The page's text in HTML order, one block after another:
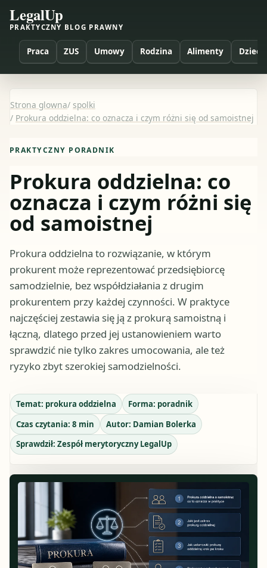
LegalUp
PRAKTYCZNY BLOG PRAWNY
Praca ZUS Umowy Rodzina Alimenty Dzieci
Strona glowna/ spolki
/ Prokura oddzielna: co oznacza i czym różni się od samoistnej
PRAKTYCZNY PORADNIK
Prokura oddzielna: co
oznacza i czym różni się
od samoistnej
Prokura oddzielna to rozwiązanie, w którym
prokurent może reprezentować przedsiębiorcę
samodzielnie, bez współdziałania z drugim
prokurentem przy każdej czynności. W praktyce
najczęściej zestawia się ją z prokurą samoistną i
łączną, dlatego przed jej ustanowieniem warto
sprawdzić nie tylko zakres umocowania, ale też
ryzyko zbyt szerokiej samodzielności.
Temat: prokura oddzielna Forma: poradnik
Czas czytania: 8 min Autor: Damian Bolerka
Sprawdził: Zespół merytoryczny LegalUp